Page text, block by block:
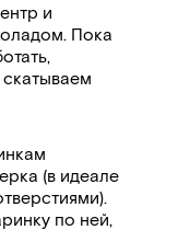
и
Пока
(в идеале
по ней,